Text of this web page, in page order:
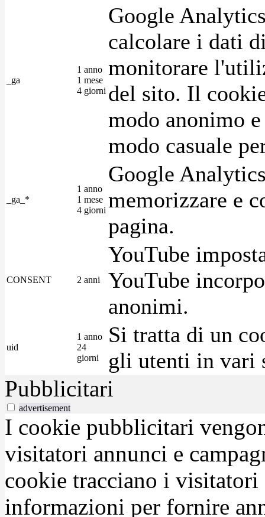
_ga
1 anno
1 mese
4 giorni
Google
calcolare i dati
monitorare
del sito. Il
modo anonimo
modo casuale
_ga_*
1 anno
1 mese
4 giorni
Google
memorizzare e
pagina.
CONSENT 2 anni
YouTube
YouTube
anonimi.
uid
1 anno
24
giorni
Si tratta di un
gli utenti in vari
Pubblicitari
advertisement
I cookie pubblicitari
visitatori annunci e
cookie tracciano i visitatori
informazioni per fornire